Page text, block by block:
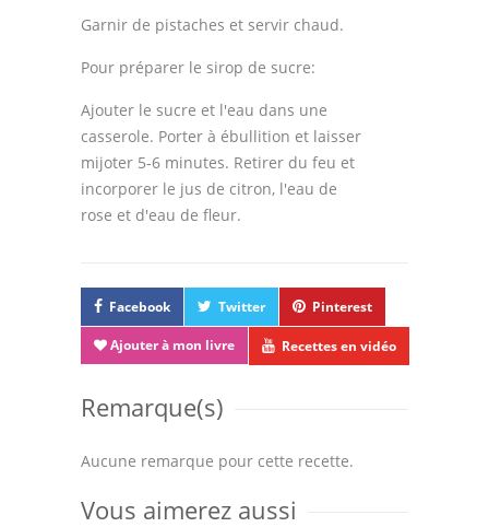
Garnir de pistaches et servir chaud.
Pour préparer le sirop de sucre:
Ajouter le sucre et l'eau dans une
casserole. Porter à ébullition et laisser
mijoter 5-6 minutes. Retirer du feu et
incorporer le jus de citron, l'eau de
rose et d'eau de fleur.
Facebook Twitter Pinterest
Ajouter à mon livre Recettes en vidéo
Remarque(s)
Aucune remarque pour cette recette.
Vous aimerez aussi